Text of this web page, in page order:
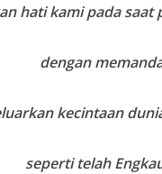
hati kami pada saat
dengan
kecintaan
seperti telah